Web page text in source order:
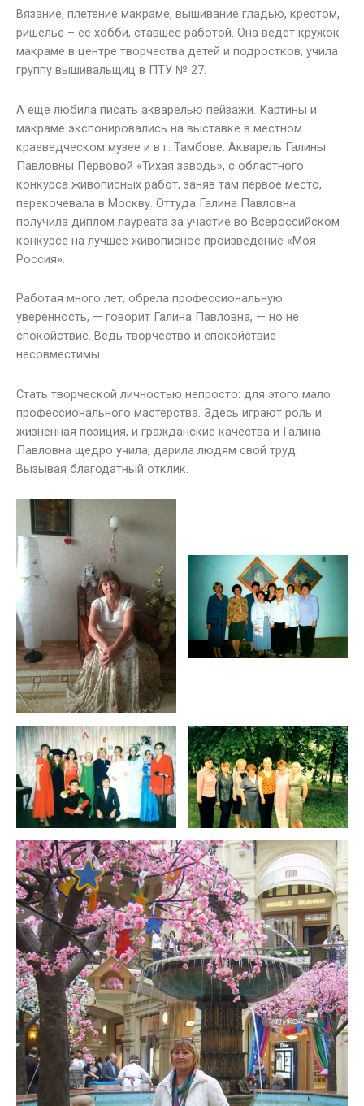
Вязание, плетение макраме, вышивание гладью, крестом,
ришелье – ее хобби, ставшее работой. Она ведет кружок
макраме в центре творчества детей и подростков, учила
группу вышивальщиц в ПТУ № 27.
А еще любила писать акварелью пейзажи. Картины и
макраме экспонировались на выставке в местном
краеведческом музее и в г. Тамбове. Акварель Галины
Павловны Первовой «Тихая заводь», с областного
конкурса живописных работ, заняв там первое место,
перекочевала в Москву. Оттуда Галина Павловна
получила диплом лауреата за участие во Всероссийском
конкурсе на лучшее живописное произведение «Моя
Россия».
Работая много лет, обрела профессиональную
уверенность, — говорит Галина Павловна, — но не
спокойствие. Ведь творчество и спокойствие
несовместимы.
Стать творческой личностью непросто: для этого мало
профессионального мастерства. Здесь играют роль и
жизненная позиция, и гражданские качества и Галина
Павловна щедро учила, дарила людям свой труд.
Вызывая благодатный отклик.